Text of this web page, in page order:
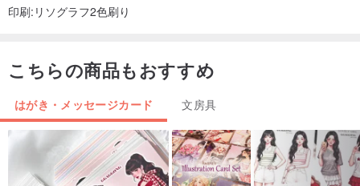
印刷:リソグラフ2色刷り
こちらの商品もおすすめ
はがき・メッセージカード 文房具